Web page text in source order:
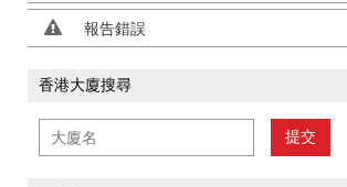
報告錯誤
香港大廈搜尋
提交